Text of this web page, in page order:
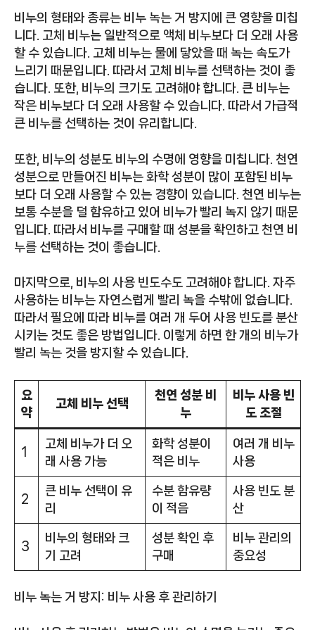
비누의 형태와 종류는 비누 녹는 거 방지에 큰 영향을 미칩
니다. 고체 비누는 일반적으로 액체 비누보다 더 오래 사용
할 수 있습니다. 고체 비누는 물에 닿았을 때 녹는 속도가
느리기 때문입니다. 따라서 고체 비누를 선택하는 것이 좋
습니다. 또한, 비누의 크기도 고려해야 합니다. 큰 비누는
작은 비누보다 더 오래 사용할 수 있습니다. 따라서 가급적
큰 비누를 선택하는 것이 유리합니다.
또한, 비누의 성분도 비누의 수명에 영향을 미칩니다. 천연
성분으로 만들어진 비누는 화학 성분이 많이 포함된 비누
보다 더 오래 사용할 수 있는 경향이 있습니다. 천연 비누는
보통 수분을 덜 함유하고 있어 비누가 빨리 녹지 않기 때문
입니다. 따라서 비누를 구매할 때 성분을 확인하고 천연 비
누를 선택하는 것이 좋습니다.
마지막으로, 비누의 사용 빈도수도 고려해야 합니다. 자주
사용하는 비누는 자연스럽게 빨리 녹을 수밖에 없습니다.
따라서 필요에 따라 비누를 여러 개 두어 사용 빈도를 분산
시키는 것도 좋은 방법입니다. 이렇게 하면 한 개의 비누가
빨리 녹는 것을 방지할 수 있습니다.
요
약
고체 비누 선택
천연 성분 비
누
비누 사용 빈
도 조절
1
고체 비누가 더 오
래 사용 가능
화학 성분이
적은 비누
여러 개 비누
사용
2
큰 비누 선택이 유
리
수분 함유량
이 적음
사용 빈도 분
산
3
비누의 형태와 크
기 고려
성분 확인 후
구매
비누 관리의
중요성
비누 녹는 거 방지: 비누 사용 후 관리하기